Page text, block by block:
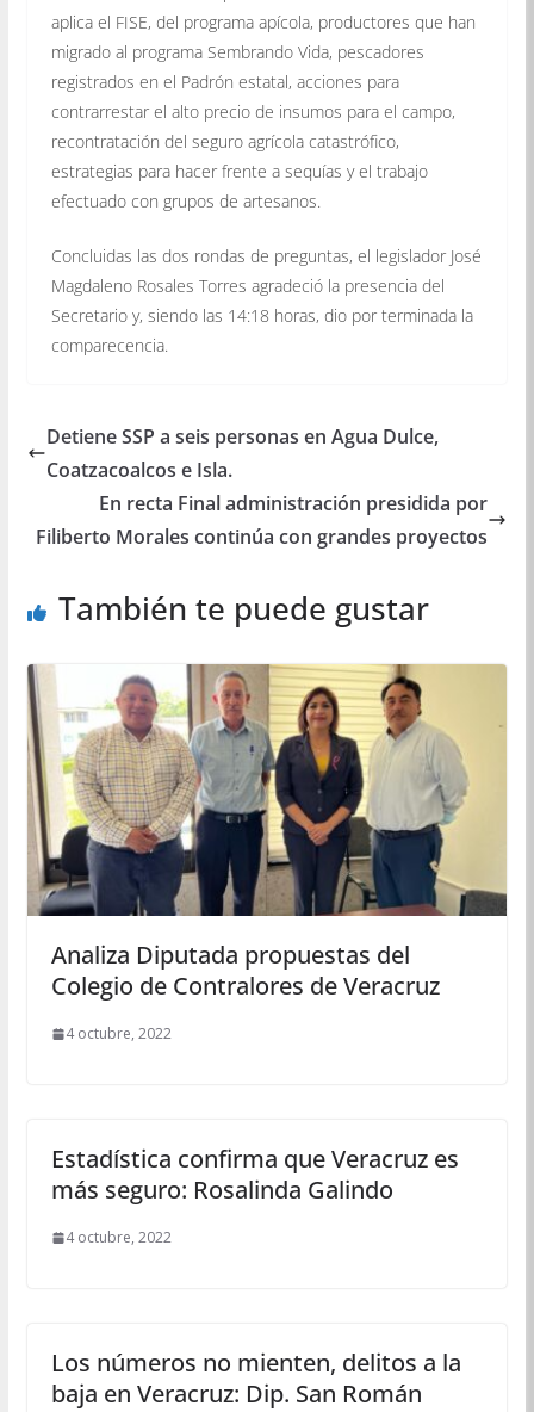
aplica el FISE, del programa apícola, productores que han
migrado al programa Sembrando Vida, pescadores
registrados en el Padrón estatal, acciones para
contrarrestar el alto precio de insumos para el campo,
recontratación del seguro agrícola catastrófico,
estrategias para hacer frente a sequías y el trabajo
efectuado con grupos de artesanos.
Concluidas las dos rondas de preguntas, el legislador José
Magdaleno Rosales Torres agradeció la presencia del
Secretario y, siendo las 14:18 horas, dio por terminada la
comparecencia.
Detiene SSP a seis personas en Agua Dulce,
Coatzacoalcos e Isla.
En recta Final administración presidida por
Filiberto Morales continúa con grandes proyectos
También te puede gustar
Analiza Diputada propuestas del
Colegio de Contralores de Veracruz
4 octubre, 2022
Estadística confirma que Veracruz es
más seguro: Rosalinda Galindo
4 octubre, 2022
Los números no mienten, delitos a la
baja en Veracruz: Dip. San Román